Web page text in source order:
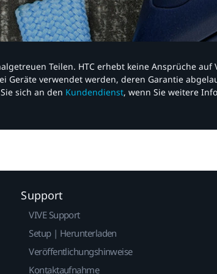
Teilen. HTC erhebt keine Ansprüche auf
Geräte verwendet werden, deren Garantie
sich an den Kundendienst, wenn Sie weitere
Support
VIVE Support
Setup | Herunterladen
Veröffentlichungshinweise
Kontaktaufnahme